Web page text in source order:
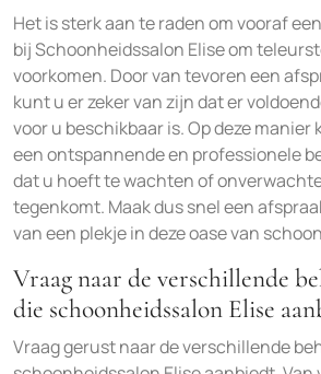
Het is sterk aan te raden om vooraf
bij Schoonheidssalon Elise om
voorkomen. Door van tevoren een
kunt u er zeker van zijn dat er
voor u beschikbaar is. Op deze
een ontspannende en professionele
dat u hoeft te wachten of
tegenkomt. Maak dus snel een
van een plekje in deze oase van
Vraag naar de verschillende
die schoonheidssalon Elise
Vraag gerust naar de verschillende